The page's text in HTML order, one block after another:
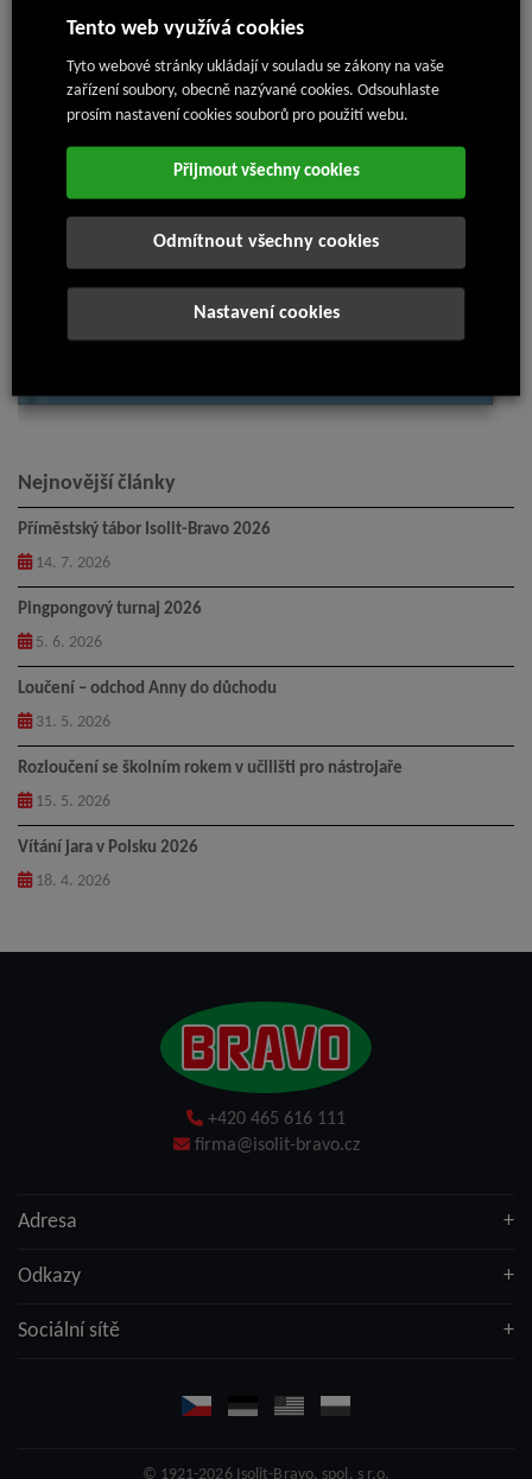
Nejnovější články
Příměstský tábor Isolit-Bravo 2026
14. 7. 2026
Pingpongový turnaj 2026
5. 6. 2026
Loučení – odchod Anny do důchodu
31. 5. 2026
Rozloučení se školním rokem v učilišti pro nástrojaře
15. 5. 2026
Vítání jara v Polsku 2026
18. 4. 2026
+420 465 616 111
firma@isolit-bravo.cz
Adresa
Odkazy
Sociální sítě
© 1921-2026 Isolit-Bravo, spol. s r.o.
Tento web využívá cookies
Tyto webové stránky ukládají v souladu se zákony na vaše
zařízení soubory, obecně nazývané cookies. Odsouhlaste
prosím nastavení cookies souborů pro použití webu.
Přijmout všechny cookies
Odmítnout všechny cookies
Nastavení cookies